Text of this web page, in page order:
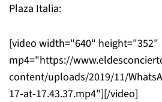
Plaza Italia:
[video width="640" height="352"
mp4="https://
content/uploads/2019/11/
17-at-17.43.37.mp4"][/video]